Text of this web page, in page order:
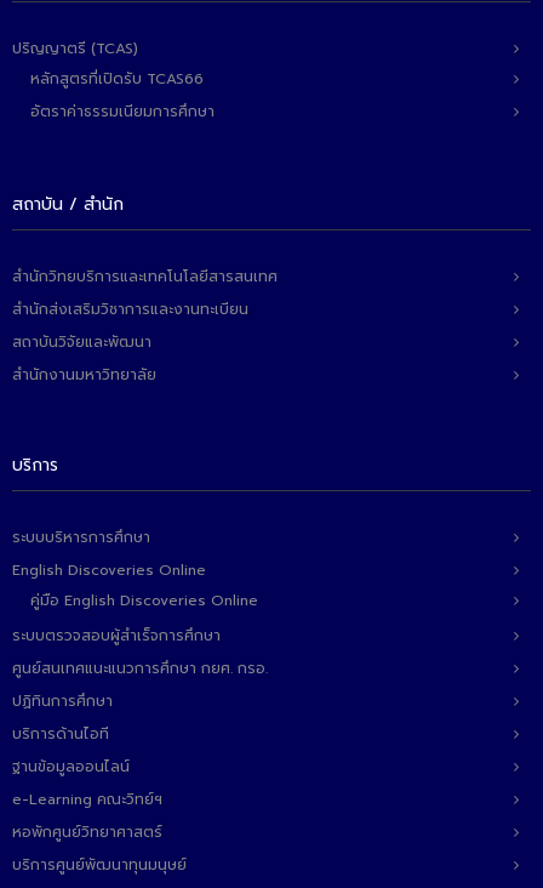
- เทคโนโลยีบัณฑิต
- ศูนย์สิ่งแวดล้อม
- ศูนย์ปัญญาประดิษฐ์เพื่อการศึกษา
สหกิจศึกษา
- ข่าวประชาสัมพันธ์
- ข่าวประชาสัมพันธ์ภายนอก
- ทุน/สมัครงาน/ศึกษาต่อ
ผลงานคณะ
- ฐานข้อมูลงานวิจัย
- การจัดการความรู้ (KM Scitech)
- โครงการบริหารจัดการพื้นที่ 10 ไร่ ด้านหลังโรงสีข้าว
สวนดุสิต จังหวัดปราจีนบุรี
ปริญญาตรี (TCAS)
หลักสูตรที่เปิดรับ TCAS66
อัตราค่าธรรมเนียมการศึกษา
สถาบัน / สำนัก
สำนักวิทยบริการและเทคโนโลยีสารสนเทศ
สำนักส่งเสริมวิชาการและงานทะเบียน
สถาบันวิจัยและพัฒนา
สำนักงานมหาวิทยาลัย
บริการ
ระบบบริหารการศึกษา
English Discoveries Online
คู่มือ English Discoveries Online
ระบบตรวจสอบผู้สำเร็จการศึกษา
ศูนย์สนเทศแนะแนวการศึกษา กยศ. กรอ.
ปฏิทินการศึกษา
บริการด้านไอที
ฐานข้อมูลออนไลน์
e-Learning คณะวิทย์ฯ
หอพักศูนย์วิทยาศาสตร์
บริการศูนย์พัฒนาทุนมนุษย์